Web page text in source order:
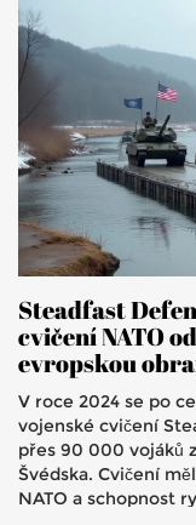
Steadfast
cvičení NATO
evropskou
V roce 2024 se po
vojenské cvičení
přes 90 000 vojáků
Švédska. Cvičení
NATO a schopnost